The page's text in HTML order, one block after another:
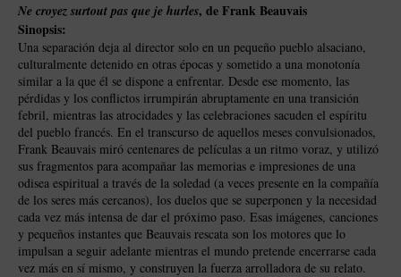
Ne croyez surtout pas que je hurles, de Frank Beauvais
Sinopsis:
Una separación deja al director solo en un pequeño pueblo alsaciano,
culturalmente detenido en otras épocas y sometido a una monotonía
similar a la que él se dispone a enfrentar. Desde ese momento, las
pérdidas y los conflictos irrumpirán abruptamente en una transición
febril, mientras las atrocidades y las celebraciones sacuden el espíritu
del pueblo francés. En el transcurso de aquellos meses convulsionados,
Frank Beauvais miró centenares de películas a un ritmo voraz, y utilizó
sus fragmentos para acompañar las memorias e impresiones de una
odisea espiritual a través de la soledad (a veces presente en la compañía
de los seres más cercanos), los duelos que se superponen y la necesidad
cada vez más intensa de dar el próximo paso. Esas imágenes, canciones
y pequeños instantes que Beauvais rescata son los motores que lo
impulsan a seguir adelante mientras el mundo pretende encerrarse cada
vez más en sí mismo, y construyen la fuerza arrolladora de su relato.